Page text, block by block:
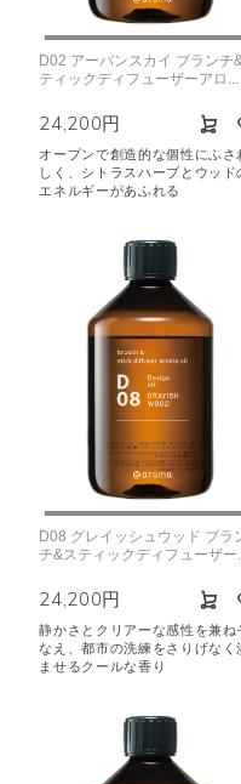
D02 アーバンスカイ ブランチ
ティックディフューザーアロ...
24,200円
オープンで創造的な個性にふさ
しく、シトラスハーブとウッド
エネルギーがあふれる
D08 グレイッシュウッド ブラ
チ&スティックディフューザー
24,200円
静かさとクリアーな感性を兼ね
なえ、都市の洗練をさりげなく
ませるクールな香り